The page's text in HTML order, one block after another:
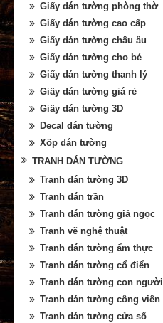
Giấy dán tường phòng thờ
Giấy dán tường cao cấp
Giấy dán tường châu âu
Giấy dán tường cho bé
Giấy dán tường thanh lý
Giấy dán tường giá rẻ
Giấy dán tường 3D
Decal dán tường
Xốp dán tường
TRANH DÁN TƯỜNG
Tranh dán tường 3D
Tranh dán trần
Tranh dán tường giả ngọc
Tranh vẽ nghệ thuật
Tranh dán tường ẩm thực
Tranh dán tường cổ điển
Tranh dán tường con người
Tranh dán tường công viên
Tranh dán tường cửa sổ